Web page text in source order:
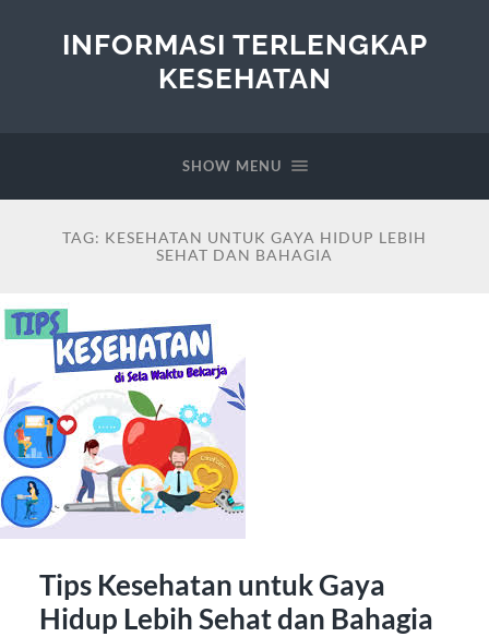
INFORMASI TERLENGKAP
KESEHATAN
SHOW MENU
TAG: KESEHATAN UNTUK GAYA HIDUP LEBIH
SEHAT DAN BAHAGIA
Tips Kesehatan untuk Gaya
Hidup Lebih Sehat dan Bahagia